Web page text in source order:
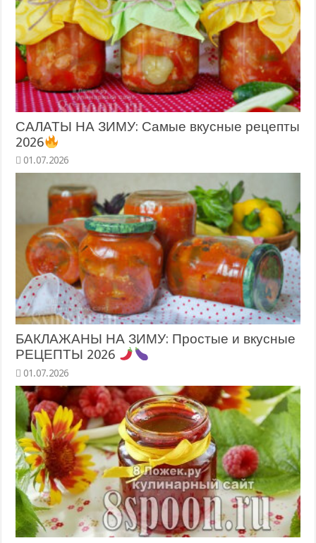
САЛАТЫ НА ЗИМУ: Самые вкусные рецепты
2026
БАКЛАЖАНЫ НА ЗИМУ: Простые и вкусные
РЕЦЕПТЫ 2026